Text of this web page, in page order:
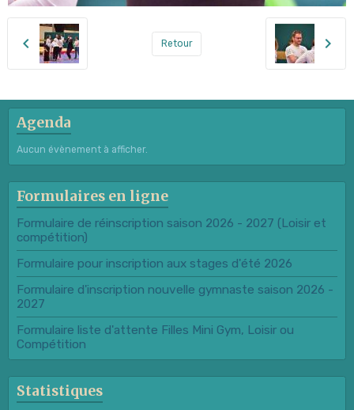
Retour
Agenda
Aucun évènement à afficher.
Formulaires en ligne
Formulaire de réinscription saison 2026 - 2027 (Loisir et
compétition)
Formulaire pour inscription aux stages d'été 2026
Formulaire d'inscription nouvelle gymnaste saison 2026 -
2027
Formulaire liste d'attente Filles Mini Gym, Loisir ou
Compétition
Statistiques